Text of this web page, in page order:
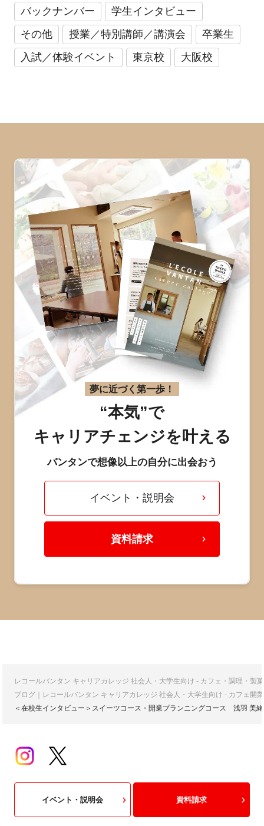
バックナンバー
学生インタビュー
その他
授業／特別講師／講演会
卒業生
入試／体験イベント
東京校 大阪校
夢に近づく第一歩！
“本気”で
キャリアチェンジを叶える
バンタンで想像以上の自分に出会おう
イベント・説明会
資料請求
レコールバンタン キャリアカレッジ 社会人・大学生向け - カフェ・調理・製
ブログ｜レコールバンタン キャリアカレッジ 社会人・大学生向け - カフェ開
＜在校生インタビュー＞スイーツコース・開業プランニングコース 浅羽 美
イベント・説明会 資料請求